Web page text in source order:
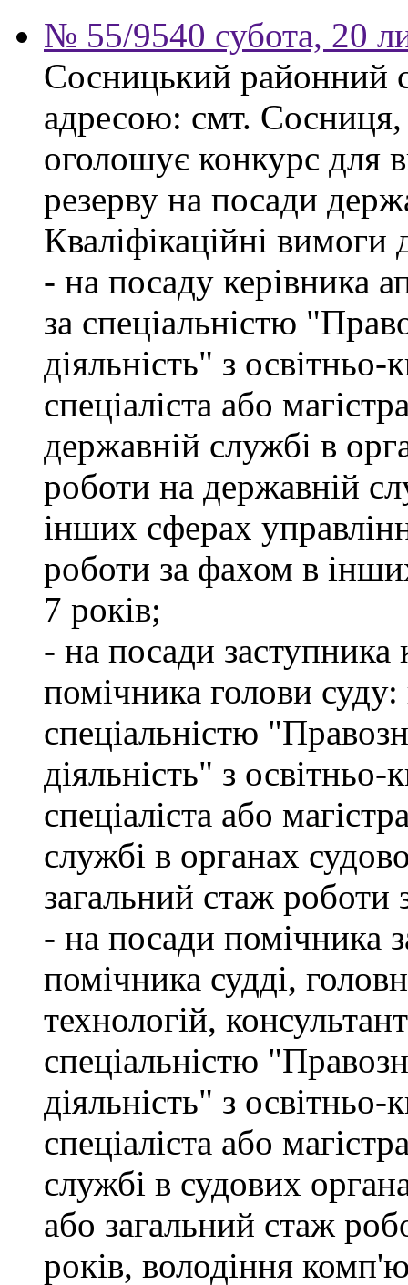
№ 55/9540 субота, 20
Сосницький районний
адресою: смт. Сосниця,
оголошує конкурс для
резерву на посади
Кваліфікаційні вимоги
- на посаду керівника
за спеціальністю
діяльність" з
спеціаліста або
державній службі в
роботи на державній
інших сферах
роботи за фахом в
7 років;
- на посади заступника
помічника голови
спеціальністю
діяльність" з
спеціаліста або
службі в органах
загальний стаж
- на посади помічника
помічника судді,
технологій,
спеціальністю
діяльність" з
спеціаліста або
службі в судових
або загальний стаж
років, володіння